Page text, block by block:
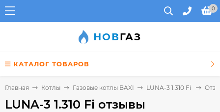
0
НОВГАЗ
КАТАЛОГ ТОВАРОВ
Главная Котлы Газовые котлы BAXI LUNA-3 1.310 Fi
LUNA-3 1.310 Fi отзывы